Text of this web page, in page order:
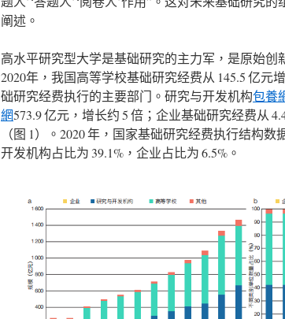
阐述。
高水平研究型大学是基础研究的主力军，是原始
2020年，我国高等学校基础研究经费从 145.5 亿元
础研究经费执行的主要部门。研究与开发机构包養
網573.9 亿元，增长约 5 倍；企业基础研究经费从
（图 1）。2020 年，国家基础研究经费执行结构
开发机构占比为 39.1%，企业占比为 6.5%。